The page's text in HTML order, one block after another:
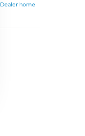
Dealer home